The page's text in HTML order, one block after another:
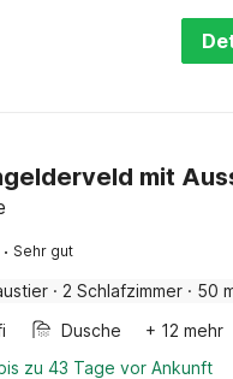
mit
· Sehr gut
· 2 Schlafzimmer · 50
Dusche
+ 12 mehr
zu 43 Tage vor Ankunft